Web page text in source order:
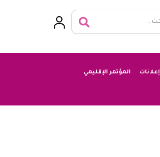
إعلانات المؤتمر الإقليمي